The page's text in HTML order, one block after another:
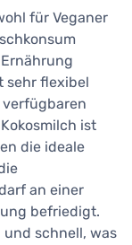
für Veganer
sehr flexibel
ist
die ideale
an einer
befriedigt.
schnell, was